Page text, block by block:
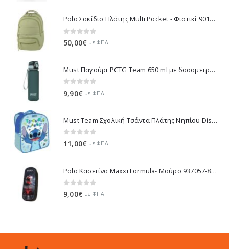
Polo Σακίδιο Πλάτης Multi Pocket - Φιστικί 901064-6900 2025
50,00€ με ΦΠΑ
Must Παγούρι PCTG Team 650 ml με δοσομετρητή - Πράσινο 000586433-1
9,90€ με ΦΠΑ
Must Team Σχολική Τσάντα Πλάτης Νηπίου Disney Stitch Trouble Maker 3D - Γαλάζιο 000564815 2025
0 out of 5
11,00€ με ΦΠΑ
Polo Κασετίνα Maxxi Formula- Μαύρο 937057-8356 2025
0 out of 5
9,00€ με ΦΠΑ